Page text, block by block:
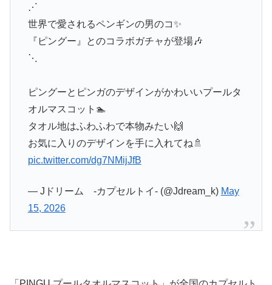
⋰
世界で愛されるペンギンの男のコ✨
『ピングー』とのコラボガチャが登場🎶
⋱
ピングーとピンガのデザインがかわいいプールタ
オルマスコット🏊
タオル地はふわふわで本物みたい🙌
お気に入りのデザインを手に入れてね🚿
pic.twitter.com/dg7NMijJfB
— Jドリーム -カプセルトイ- (@Jdream_k) May
15, 2026